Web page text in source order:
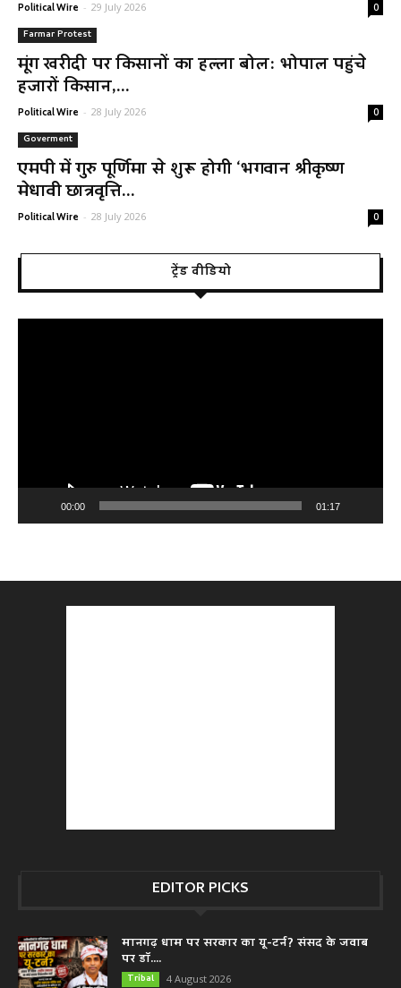
Political Wire - 29 July 2026 0
Farmar Protest
मूंग खरीदी पर किसानों का हल्ला बोल: भोपाल पहुंचे
हजारों किसान,...
Political Wire - 28 July 2026 0
Goverment
एमपी में गुरु पूर्णिमा से शुरू होगी ‘भगवान श्रीकृष्ण
मेधावी छात्रवृत्ति...
Political Wire - 28 July 2026 0
ट्रेंड वीडियो
00:00 01:17
EDITOR PICKS
मानगढ़ धाम पर सरकार का यू-टर्न? संसद के जवाब
पर डॉ....
Tribal 4 August 2026